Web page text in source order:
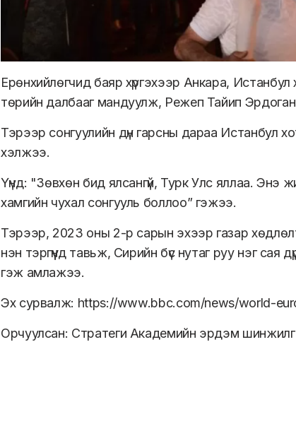
Ерөнхийлөгчид баяр хүргэхээр Анкара,
төрийн далбааг мандуулж, Режеп Тайип
Тэрээр сонгуулийн дүн гарсны дараа Истанбул
хэлжээ.
Үүнд: "Зөвхөн бид ялсангүй, Турк Улс яллаа. Энэ
хамгийн чухал сонгууль боллоо” гэжээ.
Тэрээр, 2023 оны 2-р сарын эхээр газар
нэн тэргүүнд тавьж, Сирийн бүс нутаг руу нэг
гэж амлажээ.
Эх сурвалж: https://www.bbc.com/news/world-
Орчуулсан: Стратеги Академийн эрдэм